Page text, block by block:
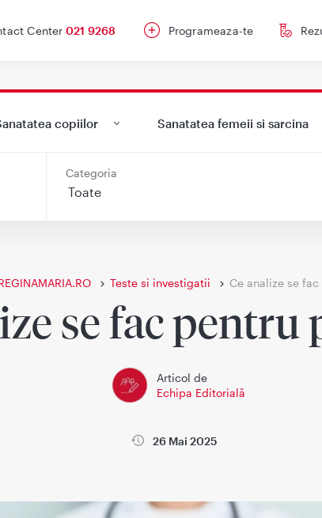
Center 021 9268 Programeaza-te
copiilor Sanatatea femeii si sarcina
Categoria
Teste si investigatii Ce analize se
se fac pentru
Articol de
Echipa Editorială
26 Mai 2025